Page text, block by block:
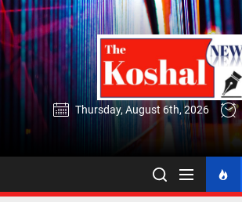
Skip
to
the
content
Thursday, August 6th, 2026